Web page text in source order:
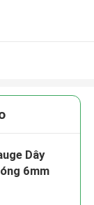
Dây
6mm